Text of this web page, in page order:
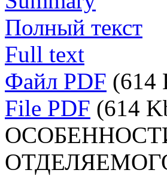
Полный текст
Full text
Файл PDF (614
File PDF (614